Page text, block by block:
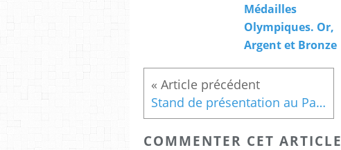
Médailles
Olympiques. Or,
Argent et Bronze
Stand de présentation au Paris / Roubaix le 31 Mars prochain
COMMENTER CET ARTICLE